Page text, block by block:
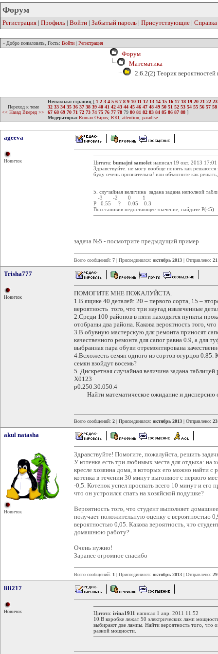
Форум
Регистрация | Профиль | Войти | Забытый пароль | Присутствующие | Справка
» Добро пожаловать, Гость: Войти | Регистрация
Форум
Математика
2.6.2(2) Теория вероятностей
Переход к теме
<< Назад Вперед >>
Несколько страниц [ 1 2 3 4 5 6 7 8 9 10 11 12 13 14 15 16 17 18 19 20 21 22 23
32 33 34 35 36 37 38 39 40 41 42 43 44 45 46 47 48 49 50 51 52 53 54 55 56 57 58
67 68 69 70 71 72 73 74 75 76 77 78 79 80 81 82 83 84 85 86 87 88 ]
Модераторы: Roman Osipov, RKI attention paradise
ageeva
Новичок Цитата: bumajni samolet написал 19 окт. 2013 17:01
Здравствуйте. не могу вообще понять как
буду очень признательна! или объясните как
5. случайная величина задана задана неполной
-3 -2 0 1
Р 0.55 ? 0.05 0.3
Восстановив недостающее значение, найдите P(<5)
задача №5 - посмотрите предыдущий пример
Всего сообщений: 7 | Присоединился: октябрь 2013 | Отправлено:
Trisha777
Новичок
ПОМОГИТЕ МНЕ ПОЖАЛУЙСТА.
1.В ящике 40 деталей: 20 – первого сорта, 15 –
вероятность того, что три наугад извлеченные
2.Среди 100 районов в пяти находятся пункты
отобраны два района. Какова вероятность того,
3.В обувную мастерскую для ремонта приносят
качественного ремонта для сапог равна 0.9, а для
выбранная пара обуви отремонтирована
4.Всхожесть семян одного из сортов огурцов 0.85.
семян взойдут восемь?
5. Дискретная случайная величина задана таблицей
Х0123
p0.250.30.050.4
Найти математическое ожидание и дисперсию
Всего сообщений: 2 | Присоединился: октябрь 2013 | Отправлено:
akul natasha
Новичок
Здравствуйте! Помогите, пожалуйста, решить
У котенка есть три любимых места для отдыха: на
кресле хозяина дома, в которых его можно найти с
котенка в течении 30 минут выгоняют с первого
-0,5. Котенок успел проспать всего 10 минут и его
что он устроился спать на хозяйской подушке?
Вероятность того, что студент выполняет
получает положительную оценку с вероятностью
вероятностью 0,05. Какова вероятность, что
домашнюю работу?
Очень нужно!
Заранее огромное спасибо
Всего сообщений: 1 | Присоединился: октябрь 2013 | Отправлено:
lili217
Новичок Цитата: irina1911 написал 1 апр. 2011 11:52
10.В коробке лежат 50 электрических ламп
выбирают две лампы. Найти вероятность того, что
разной мощности.